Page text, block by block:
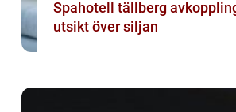
Spahotell tällberg avkoppling med
utsikt över siljan